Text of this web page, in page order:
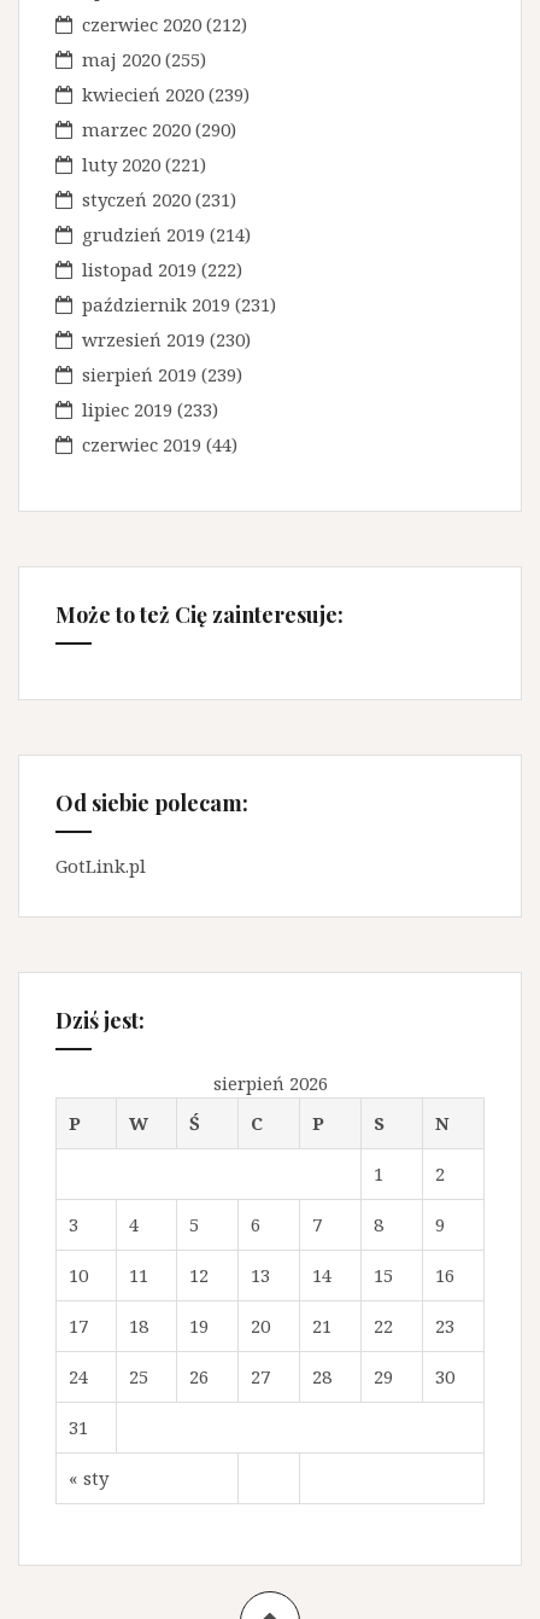
czerwiec 2020 (212)
maj 2020 (255)
kwiecień 2020 (239)
marzec 2020 (290)
luty 2020 (221)
styczeń 2020 (231)
grudzień 2019 (214)
listopad 2019 (222)
październik 2019 (231)
wrzesień 2019 (230)
sierpień 2019 (239)
lipiec 2019 (233)
czerwiec 2019 (44)
Może to też Cię zainteresuje:
Od siebie polecam:
GotLink.pl
Dziś jest:
sierpień 2026
P
W Ś C P S N
« sty
1 2
3 4 5 6 7 8 9
10 11 12 13 14 15 16
17 18 19 20 21 22 23
24 25 26 27 28 29 30
31